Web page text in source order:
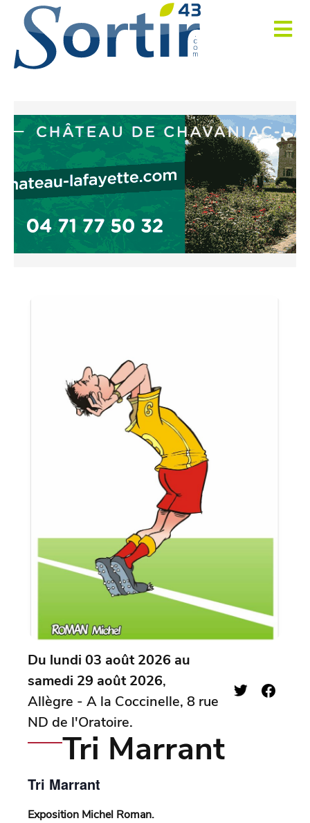
Du lundi 03 août 2026 au
samedi 29 août 2026,
Allègre - A la Coccinelle, 8 rue
ND de l'Oratoire.
Tri Marrant
Tri Marrant
Exposition Michel Roman.